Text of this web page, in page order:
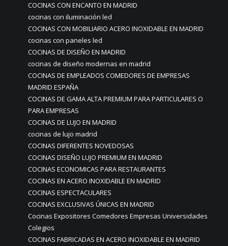
COCINAS CON ENCANTO EN MADRID
cocinas con iluminación led
COCINAS CON MOBILIARIO ACERO INOXIDABLE EN MADRID
cocinas con paneles led
COCINAS DE DISEÑO EN MADRID
cocinas de diseño modernas en madrid
COCINAS DE EMPLEADOS COMEDORES DE EMPRESAS
MADRID ESPAÑA
COCINAS DE GAMA ALTA PREMIUM PARA PARTICULARES O
PARA EMPRESAS
COCINAS DE LUJO EN MADRID
cocinas de lujo madrid
COCINAS DIFERENTES NOVEDOSAS
COCINAS DISEÑO LUJO PREMIUM EN MADRID
COCINAS ECONOMICAS PARA RESTAURANTES
COCINAS EN ACERO INOXIDABLE EN MADRID
COCINAS ESPECTACULARES
COCINAS EXCLUSIVAS ÚNICAS EN MADRID
Cocinas Expositores Comedores Empresas Universidades
Colegios
COCINAS FABRICADAS EN ACERO INOXIDABLE EN MADRID